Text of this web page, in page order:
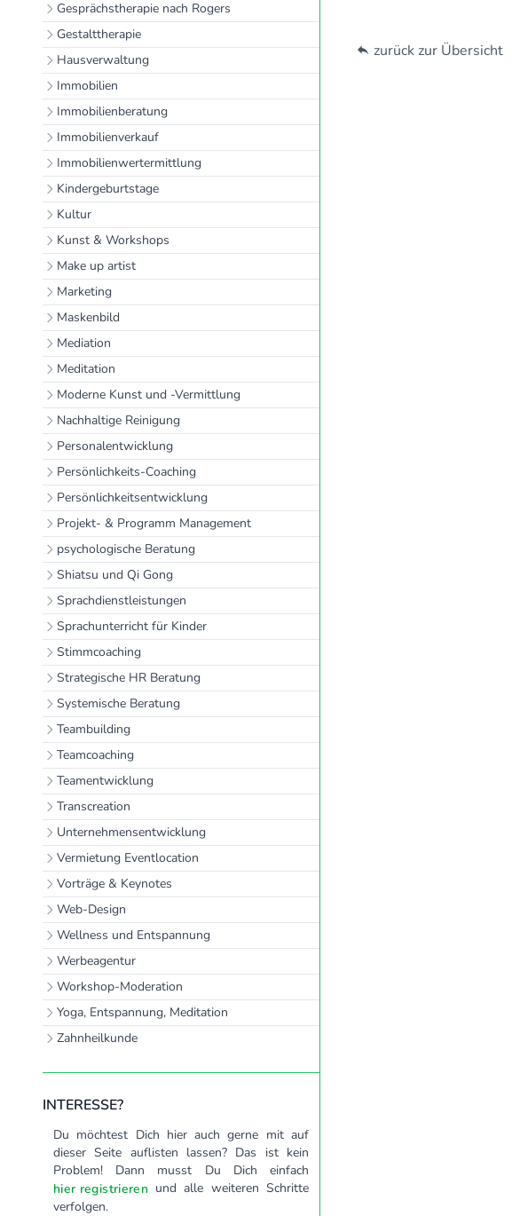
Gesprächstherapie nach Rogers
Gestalttherapie
Hausverwaltung
Immobilien
Immobilienberatung
Immobilienverkauf
Immobilienwertermittlung
Kindergeburtstage
Kultur
Kunst & Workshops
Make up artist
Marketing
Maskenbild
Mediation
Meditation
Moderne Kunst und -Vermittlung
Nachhaltige Reinigung
Personalentwicklung
Persönlichkeits-Coaching
Persönlichkeitsentwicklung
Projekt- & Programm Management
psychologische Beratung
Shiatsu und Qi Gong
Sprachdienstleistungen
Sprachunterricht für Kinder
Stimmcoaching
Strategische HR Beratung
Systemische Beratung
Teambuilding
Teamcoaching
Teamentwicklung
Transcreation
Unternehmensentwicklung
Vermietung Eventlocation
Vorträge & Keynotes
Web-Design
Wellness und Entspannung
Werbeagentur
Workshop-Moderation
Yoga, Entspannung, Meditation
Zahnheilkunde
INTERESSE?
Du möchtest Dich hier auch gerne mit auf
dieser Seite auflisten lassen? Das ist kein
Problem! Dann musst Du Dich einfach
hier registrierenund alle weiteren Schritte
verfolgen.
zurück zur Übersicht